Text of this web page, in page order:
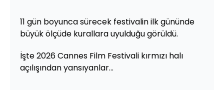
11 gün boyunca sürecek festivalin ilk gününde
büyük ölçüde kurallara uyulduğu görüldü.
İşte 2026 Cannes Film Festivali kırmızı halı
açılışından yansıyanlar...